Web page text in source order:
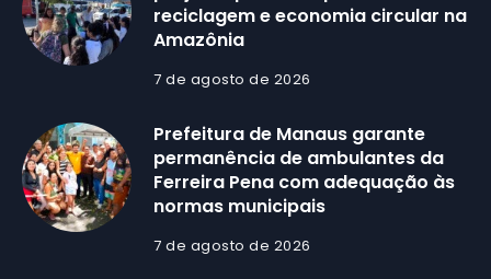
reciclagem e economia circular na
Amazônia
7 de agosto de 2026
Prefeitura de Manaus garante
permanência de ambulantes da
Ferreira Pena com adequação às
normas municipais
7 de agosto de 2026